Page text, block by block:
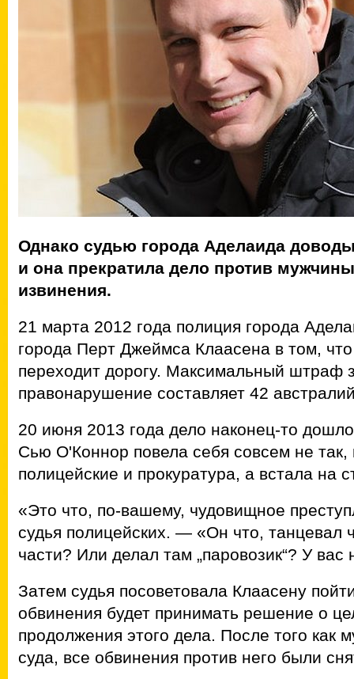
Однако судью города Аделаида
и она прекратила дело против
извинения.
21 марта 2012 года полиция города
города Перт Джеймса Клаасена в том,
переходит дорогу. Максимальный штраф
правонарушение составляет 42
20 июня 2013 года дело наконец-то
Сью О'Коннор повела себя совсем не так,
полицейские и прокуратура, а встала на
«Это что, по-вашему, чудовищное
судья полицейских. — «Он что, танцевал
части? Или делал там „паровозик“? У
Затем судья посоветовала Клаасену
обвинения будет принимать решение о
продолжения этого дела. После того как
суда, все обвинения против него были